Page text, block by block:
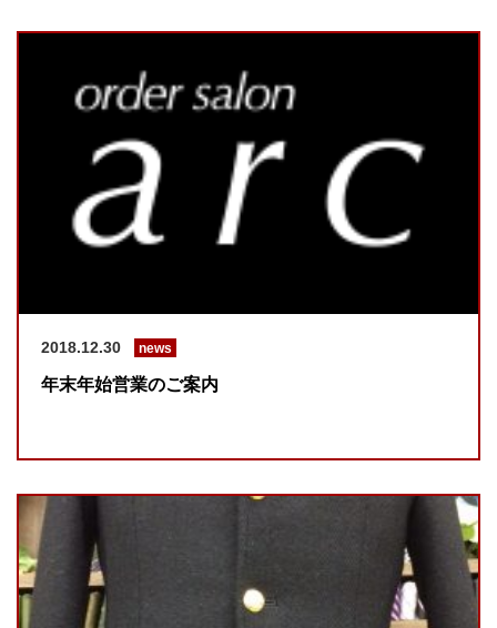
2018.12.30 news
年末年始営業のご案内